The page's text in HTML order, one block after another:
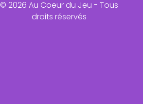
© 2026 Au Coeur du Jeu - Tous
droits réservés